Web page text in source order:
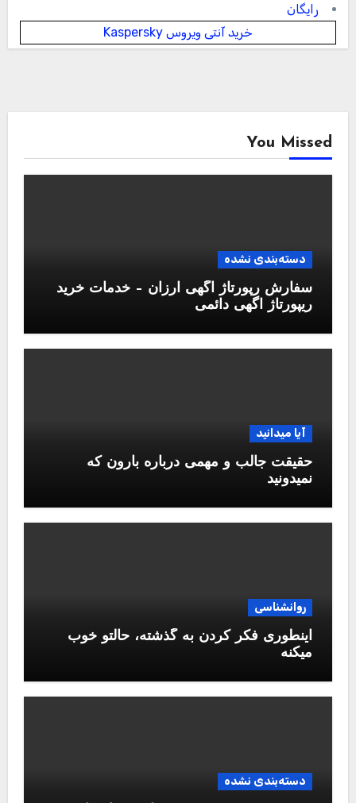
رایگان
خرید آنتی ویروس Kaspersky
You Missed
دسته‌بندی نشده
سفارش رپورتاژ آگهی ارزان – خدمات خرید
ریپورتاژ اگهی دائمی
آیا میدانید
حقیقت جالب و مهمی درباره بارون که
نمیدونید
روانشناسی
اینطوری فکر کردن به گذشته، حالتو خوب
میکنه
دسته‌بندی نشده